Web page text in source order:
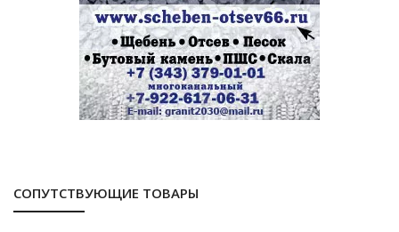
СОПУТСТВУЮЩИЕ ТОВАРЫ